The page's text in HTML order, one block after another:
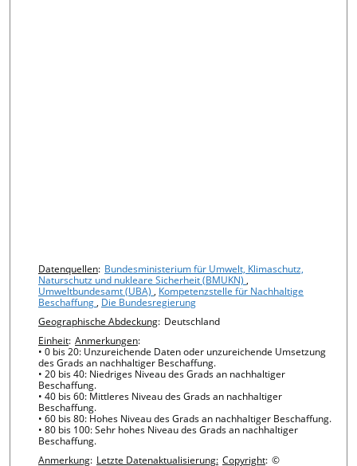
Chart details
Datenquellen: Bundesministerium für Umwelt, Klimaschutz,
Naturschutz und nukleare Sicherheit (BMUKN) ,
Umweltbundesamt (UBA) , Kompetenzstelle für Nachhaltige
Beschaffung, Die Bundesregierung
Geographische Abdeckung: Deutschland
Einheit: Anmerkungen:
• 0 bis 20: Unzureichende Daten oder unzureichende Umsetzung
des Grads an nachhaltiger Beschaffung.
• 20 bis 40: Niedriges Niveau des Grads an nachhaltiger
Beschaffung.
• 40 bis 60: Mittleres Niveau des Grads an nachhaltiger
Beschaffung.
• 60 bis 80: Hohes Niveau des Grads an nachhaltiger Beschaffung.
• 80 bis 100: Sehr hohes Niveau des Grads an nachhaltiger
Beschaffung.
Anmerkung: Letzte Datenaktualisierung: Copyright: ©